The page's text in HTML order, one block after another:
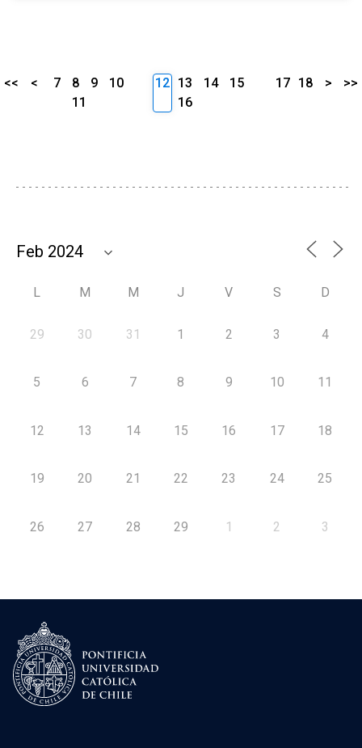
<< < 7 8 9
10
11
12 13 14
15
16
17 18 > >>
L M M J V S D
29 30 31 1 2 3 4
5 6 7 8 9 10 11
12 13 14 15 16 17 18
19 20 21 22 23 24 25
26 27 28 29 1 2 3